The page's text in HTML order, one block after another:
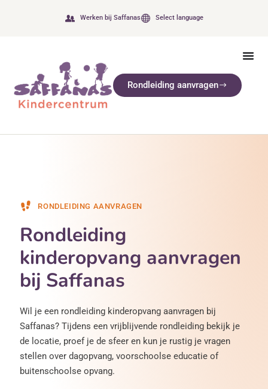
Werken bij Saffanas Select language
Rondleiding aanvragen
RONDLEIDING AANVRAGEN
Rondleiding
kinderopvang aanvragen
bij Saffanas
Wil je een rondleiding kinderopvang aanvragen bij
Saffanas? Tijdens een vrijblijvende rondleiding bekijk je
de locatie, proef je de sfeer en kun je rustig je vragen
stellen over dagopvang, voorschoolse educatie of
buitenschoolse opvang.